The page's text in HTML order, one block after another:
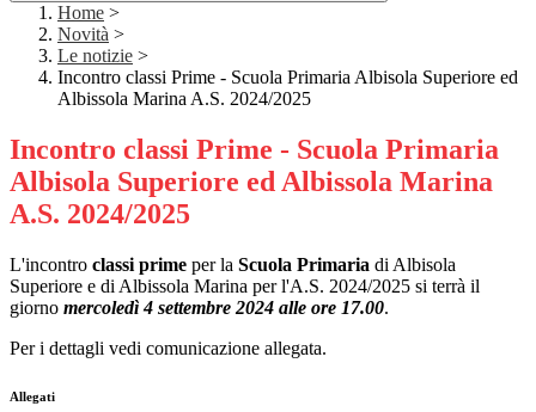
Home >
Novità >
Le notizie >
Incontro classi Prime - Scuola Primaria Albisola Superiore ed
Albissola Marina A.S. 2024/2025
Incontro classi Prime - Scuola Primaria
Albisola Superiore ed Albissola Marina
A.S. 2024/2025
L'incontro classi prime per la Scuola Primaria di Albisola
Superiore e di Albissola Marina per l'A.S. 2024/2025 si terrà il
giorno mercoledì 4 settembre 2024 alle ore 17.00.
Per i dettagli vedi comunicazione allegata.
Allegati